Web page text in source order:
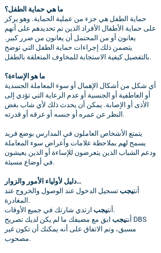
ما هي حماية الطفل؟
حماية الطفل هي جزء من عملية الحماية. وهو يركز
على حماية الأطفال الأفراد الذين تم تحديدهم على أنهم
يعانون أو من المحتمل أن يعانون من ضرر كبير.
يتضمن ذلك إجراءات حماية الطفل التي توضح
بالتفصيل كيفية الاستجابة للمخاوف المتعلقة بالطفل.
ما هو الإساءة؟
أي شكل من أشكال الإهمال أو سوء المعاملة الجسدية
أو العاطفية أو الجنسية أو عدم الرعاية التي تؤدي إلى
الأذى أو الإصابة. يمكن أن يحدث ذلك لأي شاب بغض
النظر عن عمره أو جنسه أو عرقه أو قدرته.
يتمتع الأشخاص العاملون في المدارس بوضع فريد
يسمح لهم بملاحظة علامات وأعراض سوء المعاملة
ودعم الشباب الذين يتعرضون للإساءة أو الذين يعيشون
في أوضاع مسيئة.
دليل لأولياء الأمور والزوار…
أنتيجب تسجيل الدخول عند الوصول والخروج عند
المغادرة.
أنتيجب
ارتدي شارتك في جميع الأوقات.
أنتيجب ابق مع مضيفك ما لم يكن لديك تصريح DBS
مسبق، وتم الاتفاق على أنه يمكنك أن تكون غير
مصحوب.